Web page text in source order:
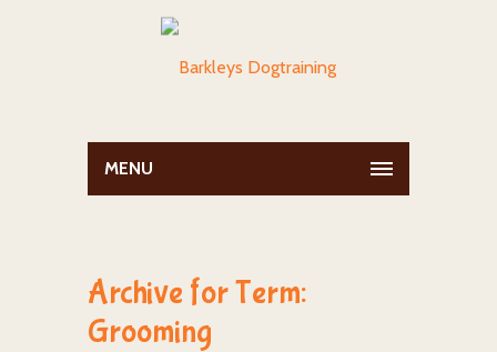
MENU
Archive for Term:
Grooming